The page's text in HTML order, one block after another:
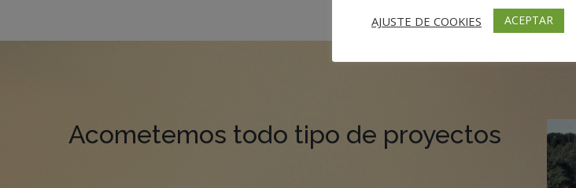
Acometemos todo tipo de proyectos
AJUSTE DE COOKIES
ACEPTAR